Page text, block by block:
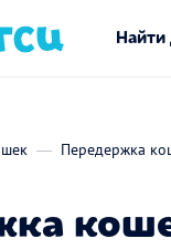
Найти
Передержка